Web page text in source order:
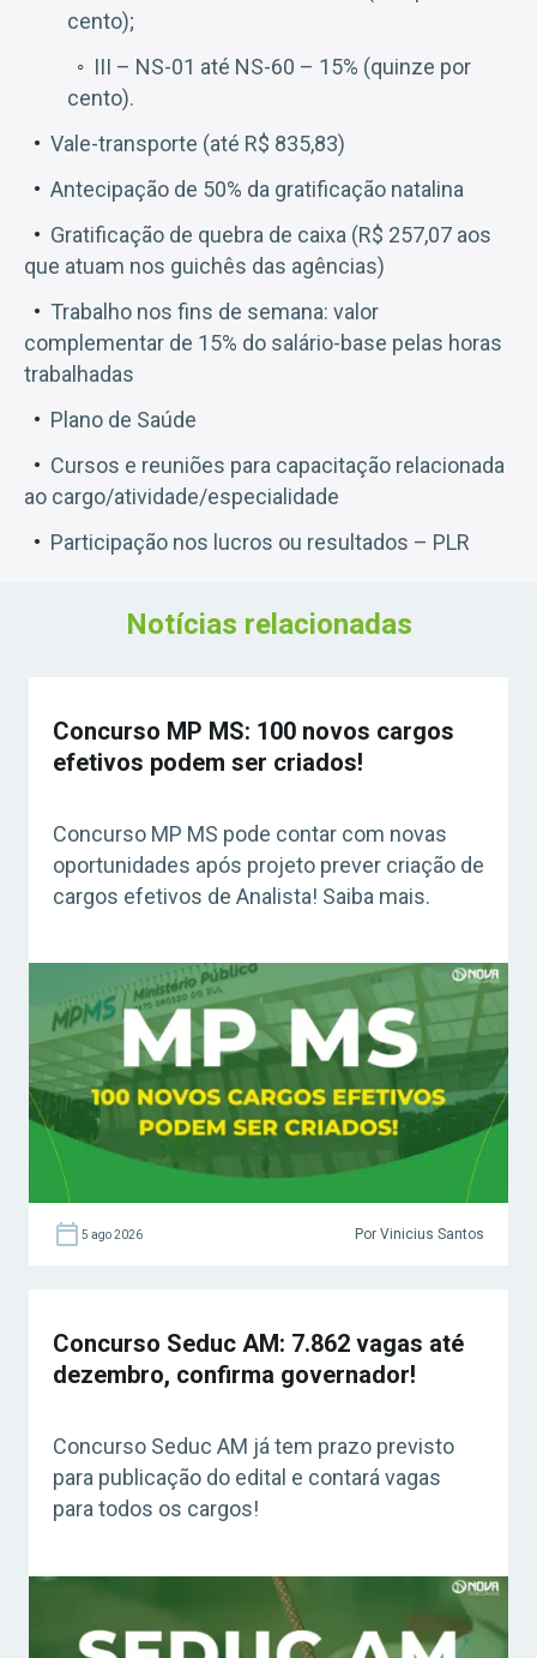
cento);
III – NS-01 até NS-60 – 15% (quinze por
cento).
Vale-transporte (até R$ 835,83)
Antecipação de 50% da gratificação natalina
Gratificação de quebra de caixa (R$ 257,07 aos
que atuam nos guichês das agências)
Trabalho nos fins de semana: valor
complementar de 15% do salário-base pelas horas
trabalhadas
Plano de Saúde
Cursos e reuniões para capacitação relacionada
ao cargo/atividade/especialidade
Participação nos lucros ou resultados – PLR
Notícias relacionadas
Concurso MP MS: 100 novos cargos
efetivos podem ser criados!
Concurso MP MS pode contar com novas
oportunidades após projeto prever criação de
cargos efetivos de Analista! Saiba mais.
5 ago 2026 Por Vinicius Santos
Concurso Seduc AM: 7.862 vagas até
dezembro, confirma governador!
Concurso Seduc AM já tem prazo previsto
para publicação do edital e contará vagas
para todos os cargos!